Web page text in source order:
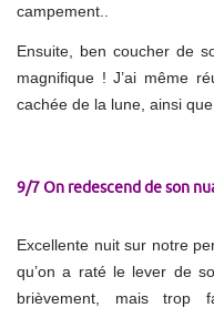
campement..
Ensuite, ben coucher de
magnifique ! J’ai même
cachée de la lune, ainsi
9/7 On redescend de son
Excellente nuit sur notre
qu’on a raté le lever de
brièvement, mais trop